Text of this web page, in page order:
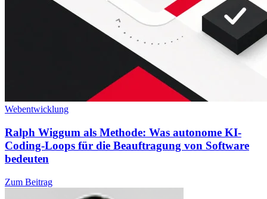
Webentwicklung
Ralph Wiggum als Methode: Was autonome KI-
Coding-Loops für die Beauftragung von Software
bedeuten
Zum Beitrag